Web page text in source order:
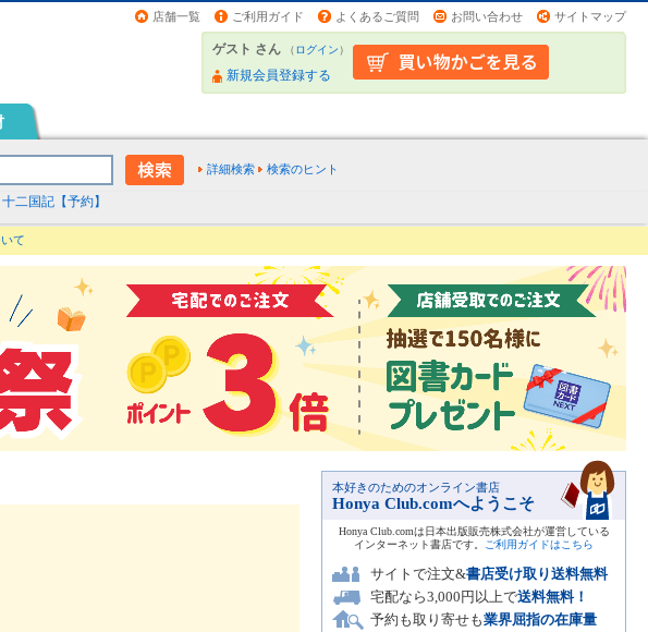
店舗一覧 ご利用ガイド よくあるご質問 お問い合わせ サイトマップ
ゲスト さん （ログイン）
新規会員登録する
詳細検索 検索のヒント
十二国記【予約】
て
本好きのためのオンライン書店
Honya Club.comへようこそ
Honya Club.comは日本出版販売株式会社が運営している
インターネット書店です。
ご利用ガイドはこちら
サイトで注文&書店受け取り送料無料
宅配なら3,000円以上で送料無料！
予約も取り寄せも業界屈指の在庫量